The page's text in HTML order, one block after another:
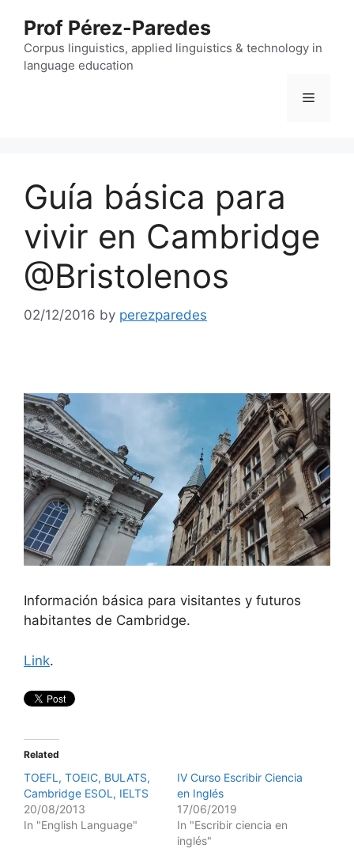
content
Prof Pérez-Paredes
Corpus linguistics, applied linguistics & technology in
language education
Menu
Guía básica para
vivir en Cambridge
@Bristolenos
02/12/2016 by perezparedes
Información básica para visitantes y futuros
habitantes de Cambridge.
Link.
Related
TOEFL, TOEIC, BULATS,
Cambridge ESOL, IELTS
20/08/2013
In "English Language"
IV Curso Escribir Ciencia
en Inglés
17/06/2019
In "Escribir ciencia en
inglés"